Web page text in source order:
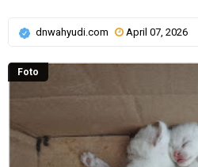
dnwahyudi.com April 07, 2026
Foto